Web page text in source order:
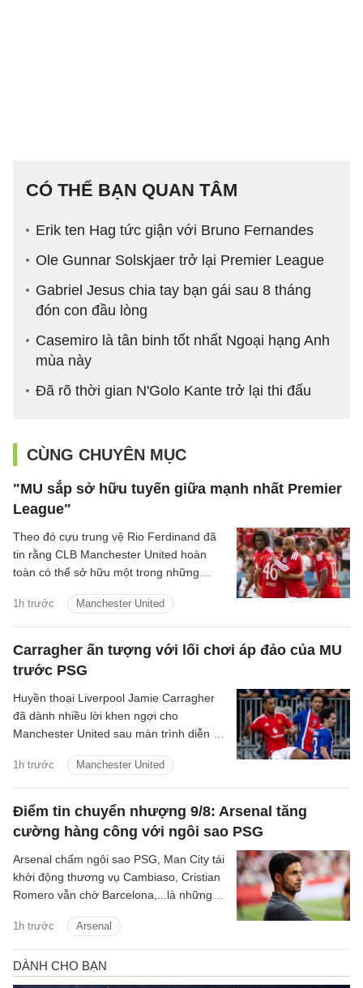
CÓ THỂ BẠN QUAN TÂM
Erik ten Hag tức giận với Bruno Fernandes
Ole Gunnar Solskjaer trở lại Premier League
Gabriel Jesus chia tay bạn gái sau 8 tháng
đón con đầu lòng
Casemiro là tân binh tốt nhất Ngoại hạng Anh
mùa này
Đã rõ thời gian N'Golo Kante trở lại thi đấu
CÙNG CHUYÊN MỤC
"MU sắp sở hữu tuyến giữa mạnh nhất Premier
League"
1h trước Manchester United
Theo đó cựu trung vệ Rio Ferdinand đã
tin rằng CLB Manchester United hoàn
toàn có thể sở hữu một trong những
sau khi chứng kiến sự ăn ý giữa Bruno
Fernandes và Youri Tielemans.
Carragher ấn tượng với lối chơi áp đảo của MU
trước PSG
1h trước Manchester United
Huyền thoại Liverpool Jamie Carragher
đã dành nhiều lời khen ngợi cho
Manchester United sau màn trình diễn ấn
hữu tiền mùa giải với Paris Saint-
Germain.
Điểm tin chuyển nhượng 9/8: Arsenal tăng
cường hàng công với ngôi sao PSG
1h trước Arsenal
Arsenal chấm ngôi sao PSG, Man City tái
khởi động thương vụ Cambiaso, Cristian
Romero vẫn chờ Barcelona,...là những
bóng đá sáng 9/8.